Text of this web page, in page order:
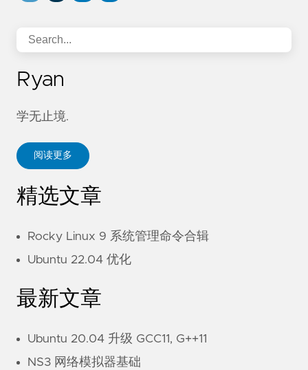
Ryan
学无止境.
阅读更多
精选文章
Rocky Linux 9 系统管理命令合辑
Ubuntu 22.04 优化
最新文章
Ubuntu 20.04 升级 GCC11, G++11
NS3 网络模拟器基础